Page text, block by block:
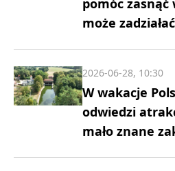
może
W wakacje
odwiedzi
mało znane
2026-06-28, 10:30